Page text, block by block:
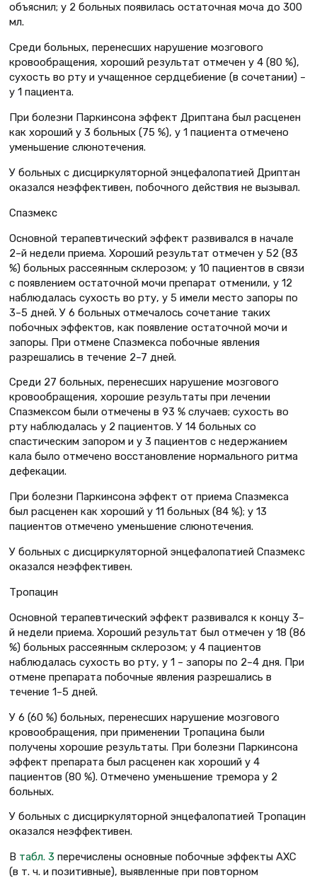
объяснил; у 2 больных появилась остаточная моча до 300
мл.
Среди больных, перенесших нарушение мозгового
кровообращения, хороший результат отмечен у 4 (80 %),
сухость во рту и учащенное сердцебиение (в сочетании) –
у 1 пациента.
При болезни Паркинсона эффект Дриптана был расценен
как хороший у 3 больных (75 %), у 1 пациента отмечено
уменьшение слюнотечения.
У больных с дисциркуляторной энцефалопатией Дриптан
оказался неэффективен, побочного действия не вызывал.
Спазмекс
Основной терапевтический эффект развивался в начале
2–й недели приема. Хороший результат отмечен у 52 (83
%) больных рассеянным склерозом; у 10 пациентов в связи
с появлением остаточной мочи препарат отменили, у 12
наблюдалась сухость во рту, у 5 имели место запоры по
3–5 дней. У 6 больных отмечалось сочетание таких
побочных эффектов, как появление остаточной мочи и
запоры. При отмене Спазмекса побочные явления
разрешались в течение 2–7 дней.
Среди 27 больных, перенесших нарушение мозгового
кровообращения, хорошие результаты при лечении
Спазмексом были отмечены в 93 % случаев; сухость во
рту наблюдалась у 2 пациентов. У 14 больных со
спастическим запором и у 3 пациентов с недержанием
кала было отмечено восстановление нормального ритма
дефекации.
При болезни Паркинсона эффект от приема Спазмекса
был расценен как хороший у 11 больных (84 %); у 13
пациентов отмечено уменьшение слюнотечения.
У больных с дисциркуляторной энцефалопатией Спазмекс
оказался неэффективен.
Тропацин
Основной терапевтический эффект развивался к концу 3–
й недели приема. Хороший результат был отмечен у 18 (86
%) больных рассеянным склерозом; у 4 пациентов
наблюдалась сухость во рту, у 1 – запоры по 2–4 дня. При
отмене препарата побочные явления разрешались в
течение 1–5 дней.
У 6 (60 %) больных, перенесших нарушение мозгового
кровообращения, при применении Тропацина были
получены хорошие результаты. При болезни Паркинсона
эффект препарата был расценен как хороший у 4
пациентов (80 %). Отмечено уменьшение тремора у 2
больных.
У больных с дисциркуляторной энцефалопатией Тропацин
оказался неэффективен.
В табл. 3 перечислены основные побочные эффекты АХС
(в т. ч. и позитивные), выявленные при повторном